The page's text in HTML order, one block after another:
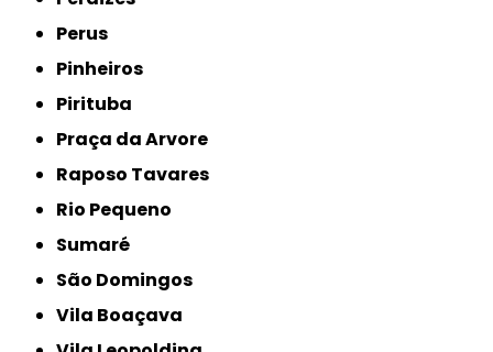
Perus
Pinheiros
Pirituba
Praça da Arvore
Raposo Tavares
Rio Pequeno
Sumaré
São Domingos
Vila Boaçava